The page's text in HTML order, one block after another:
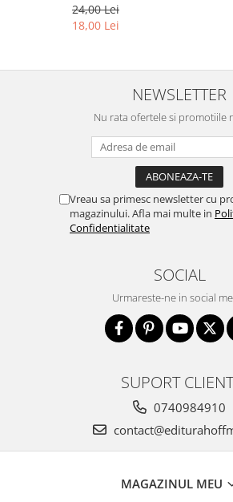
24,00 Lei
18,00 Lei
NEWSLETTER
Nu rata ofertele si promotiile
Vreau sa primesc newsletter cu
magazinului. Afla mai multe in
Confidentialitate
SOCIAL
Urmareste-ne in social
SUPORT
0740984910
MAGAZINUL MEU